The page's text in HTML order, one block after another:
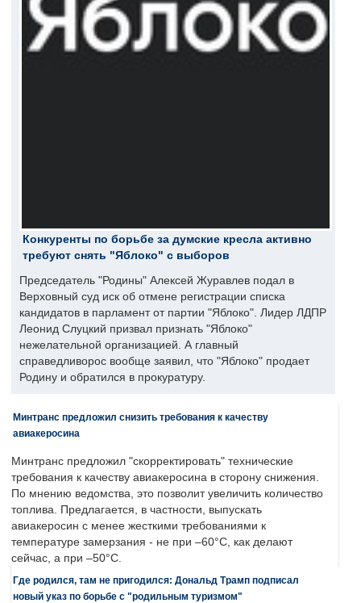
Конкуренты по борьбе за думские кресла активно
требуют снять "Яблоко" с выборов
Председатель "Родины" Алексей Журавлев подал в
Верховный суд иск об отмене регистрации списка
кандидатов в парламент от партии "Яблоко". Лидер ЛДПР
Леонид Слуцкий призвал признать "Яблоко"
нежелательной организацией. А главный
справедливорос вообще заявил, что "Яблоко" продает
Родину и обратился в прокуратуру.
Минтранс предложил снизить требования к качеству
авиакеросина
Минтранс предложил "скорректировать" технические
требования к качеству авиакеросина в сторону снижения.
По мнению ведомства, это позволит увеличить количество
топлива. Предлагается, в частности, выпускать
авиакеросин с менее жесткими требованиями к
температуре замерзания - не при –60°C, как делают
сейчас, а при –50°C.
Где родился, там не пригодился: Дональд Трамп подписал
новый указ по борьбе с "родильным туризмом"